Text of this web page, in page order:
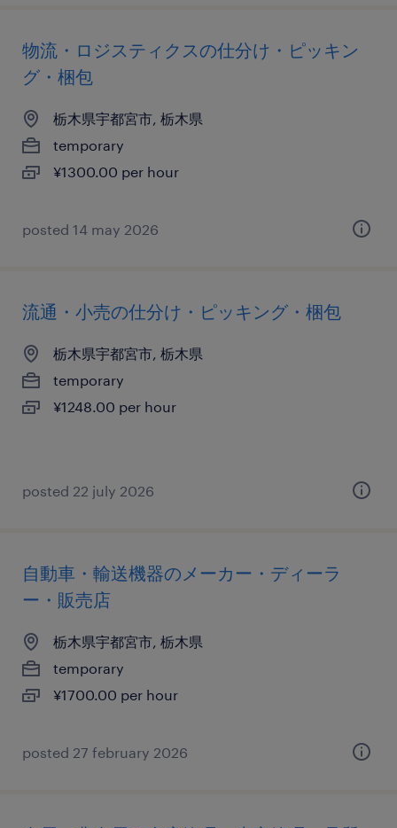
物流・ロジスティクスの仕分け・ピッキン
グ・梱包
栃木県宇都宮市, 栃木県
temporary
¥1300.00 per hour
posted 14 may 2026
流通・小売の仕分け・ピッキング・梱包
栃木県宇都宮市, 栃木県
temporary
¥1248.00 per hour
posted 22 july 2026
自動車・輸送機器のメーカー・ディーラ
ー・販売店
栃木県宇都宮市, 栃木県
temporary
¥1700.00 per hour
posted 27 february 2026